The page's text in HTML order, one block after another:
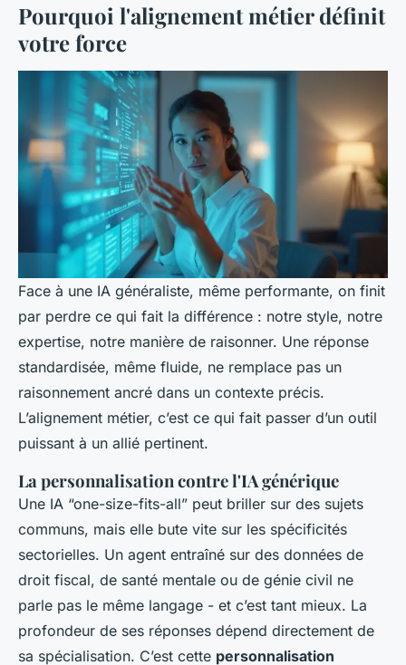
Pourquoi l'alignement métier définit
votre force
Face à une IA généraliste, même performante, on finit
par perdre ce qui fait la différence : notre style, notre
expertise, notre manière de raisonner. Une réponse
standardisée, même fluide, ne remplace pas un
raisonnement ancré dans un contexte précis.
L’alignement métier, c’est ce qui fait passer d’un outil
puissant à un allié pertinent.
La personnalisation contre l'IA générique
Une IA “one-size-fits-all” peut briller sur des sujets
communs, mais elle bute vite sur les spécificités
sectorielles. Un agent entraîné sur des données de
droit fiscal, de santé mentale ou de génie civil ne
parle pas le même langage - et c’est tant mieux. La
profondeur de ses réponses dépend directement de
sa spécialisation. C’est cette personnalisation